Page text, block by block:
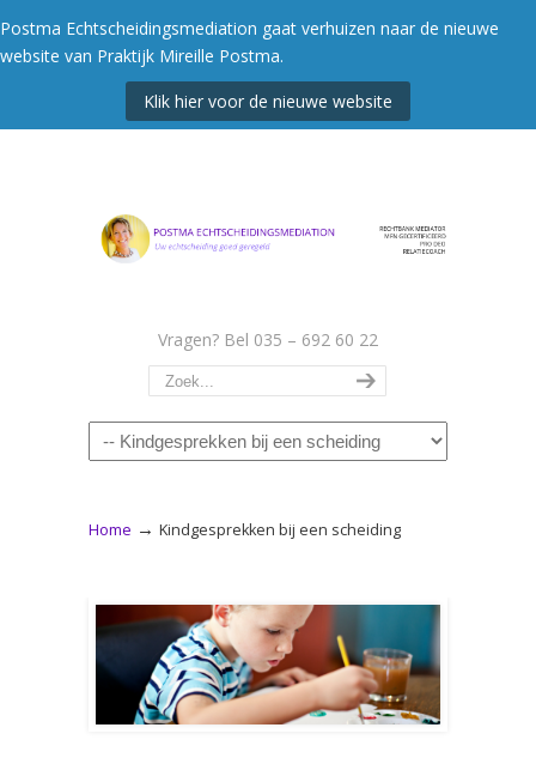
Postma Echtscheidingsmediation gaat verhuizen naar de nieuwe
website van Praktijk Mireille Postma.
Klik hier voor de nieuwe website
Vragen? Bel 035 – 692 60 22
Navigation
Home → Kindgesprekken bij een scheiding